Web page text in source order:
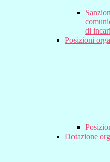
di
Posizioni
Dotazione